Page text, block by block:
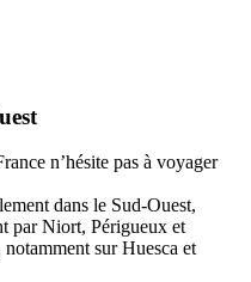
n’hésite pas à voyager
dans le Sud-Ouest,
par Niort, Périgueux et
sur Huesca et